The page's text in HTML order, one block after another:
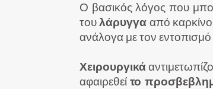
Ο βασικός λόγος που
τουλάρυγγα από
ανάλογα με τον εντοπισμό
Χειρουργικά
αφαιρεθείτο